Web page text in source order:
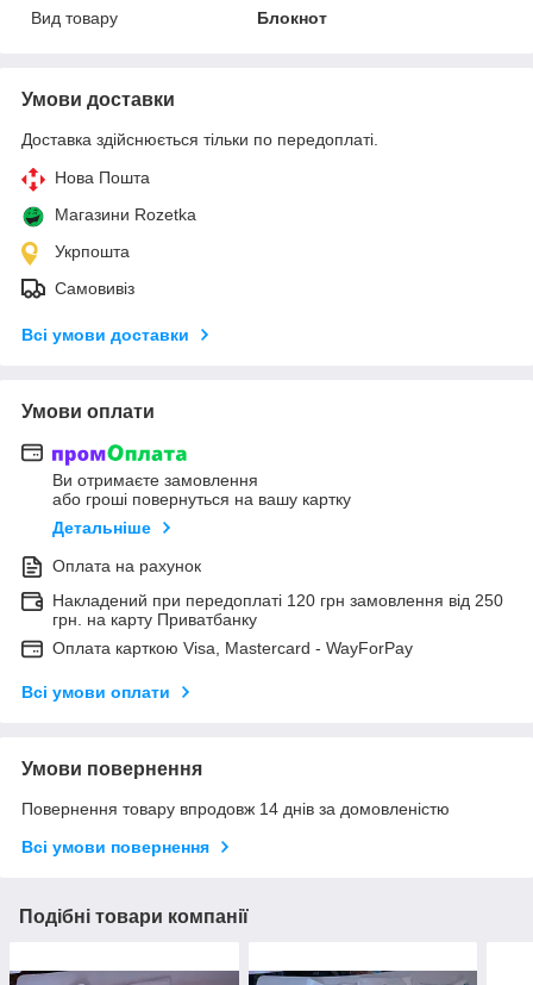
Вид товару
Блокнот
Умови доставки
Доставка здійснюється тільки по передоплаті.
Нова Пошта
Магазини Rozetka
Укрпошта
Самовивіз
Всі умови доставки
Умови оплати
Ви отримаєте замовлення
або гроші повернуться на вашу картку
Детальніше
Оплата на рахунок
Накладений при передоплаті 120 грн замовлення від 250
грн. на карту Приватбанку
Оплата карткою Visa, Mastercard - WayForPay
Всі умови оплати
Умови повернення
Повернення товару впродовж 14 днів за домовленістю
Всі умови повернення
Подібні товари компанії